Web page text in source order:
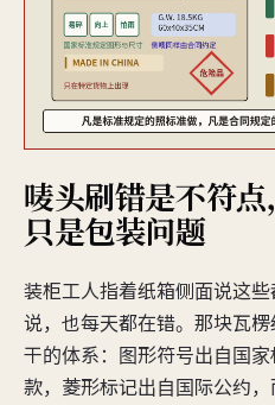
唛头刷错是不符
只是包装问题
装柜工人指着纸箱侧面说这
说，也每天都在错。那块瓦
干的体系：图形符号出自国
款，菱形标记出自国际公约